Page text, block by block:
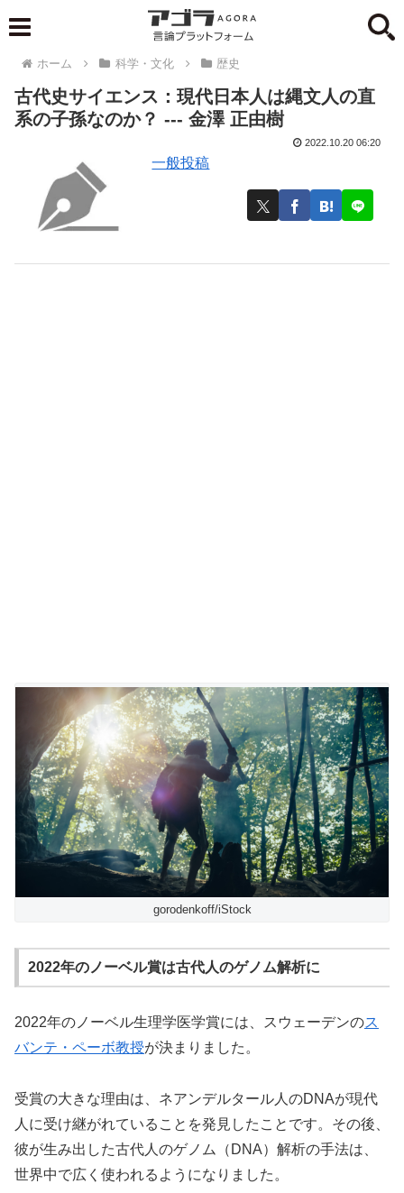
ホーム 科学・文化 歴史
古代史サイエンス：現代日本人は縄文人の直
系の子孫なのか？ --- 金澤 正由樹
一般投稿
2022.10.20 06:20
gorodenkoff/iStock
2022年のノーベル賞は古代人のゲノム解析に
2022年のノーベル生理学医学賞には、スウェーデンのス
バンテ・ペーボ教授が決まりました。
受賞の大きな理由は、ネアンデルタール人のDNAが現代
人に受け継がれていることを発見したことです。その後、
彼が生み出した古代人のゲノム（DNA）解析の手法は、
世界中で広く使われるようになりました。